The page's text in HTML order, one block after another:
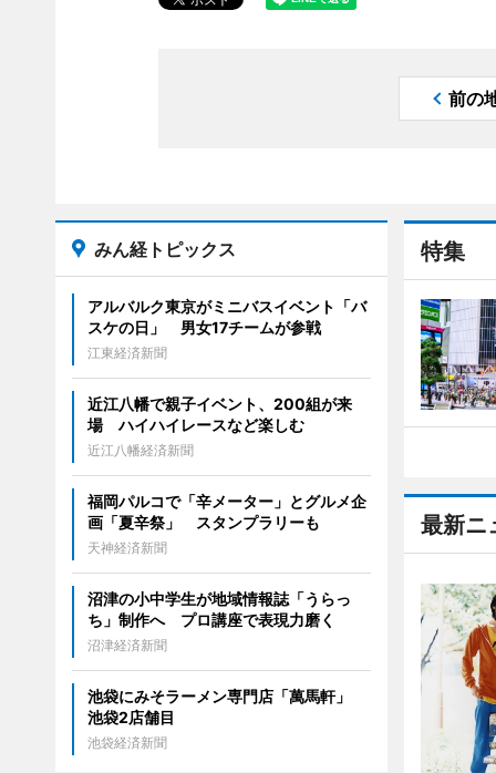
前の
特集
最新ニ
みん経トピックス
アルバルク東京がミニバスイベント「バ
スケの日」 男女17チームが参戦
江東経済新聞
近江八幡で親子イベント、200組が来
場 ハイハイレースなど楽しむ
近江八幡経済新聞
福岡パルコで「辛メーター」とグルメ企
画「夏辛祭」 スタンプラリーも
天神経済新聞
沼津の小中学生が地域情報誌「うらっ
ち」制作へ プロ講座で表現力磨く
沼津経済新聞
池袋にみそラーメン専門店「萬馬軒」
池袋2店舗目
池袋経済新聞